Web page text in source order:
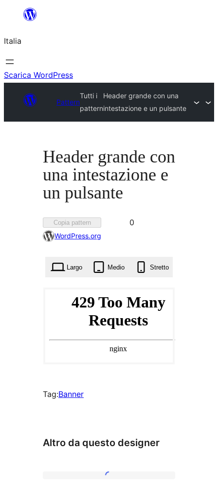
contenuto
Italia
Scarica WordPress
Pattern
Tutti i
pattern
Header grande con una
intestazione e un pulsante
Header grande con
una intestazione e
un pulsante
Copia pattern
Ha
preferenze
0
WordPress.org
Largo Medio Stretto
Tag:Banner
Altro da questo designer